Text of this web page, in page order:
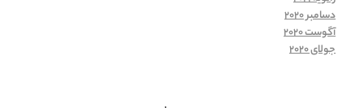
دسامبر 2020
آگوست 2020
جولای 2020